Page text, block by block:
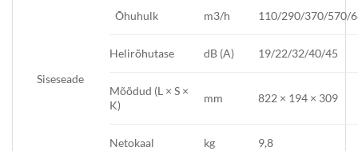
Siseseade
Õhuhulk m3/h 110/290/370/570/
Helirõhutase dB (A) 19/22/32/40/45
Mõõdud (L × S ×
K)
mm 822 × 194 × 309
Netokaal kg 9,8